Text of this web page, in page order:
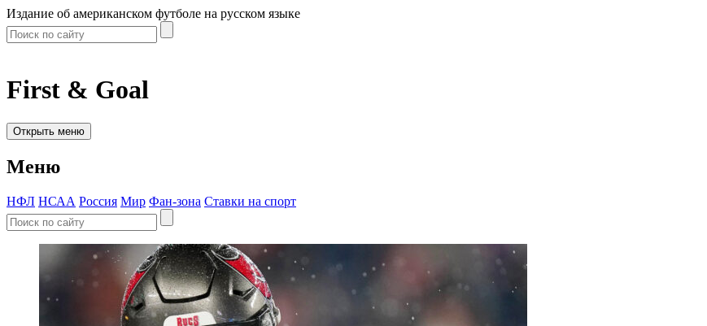
Издание об американском футболе на русском языке
First & Goal
Открыть меню
Меню
НФЛ НСАА Россия Мир Фан-зона Ставки на спорт